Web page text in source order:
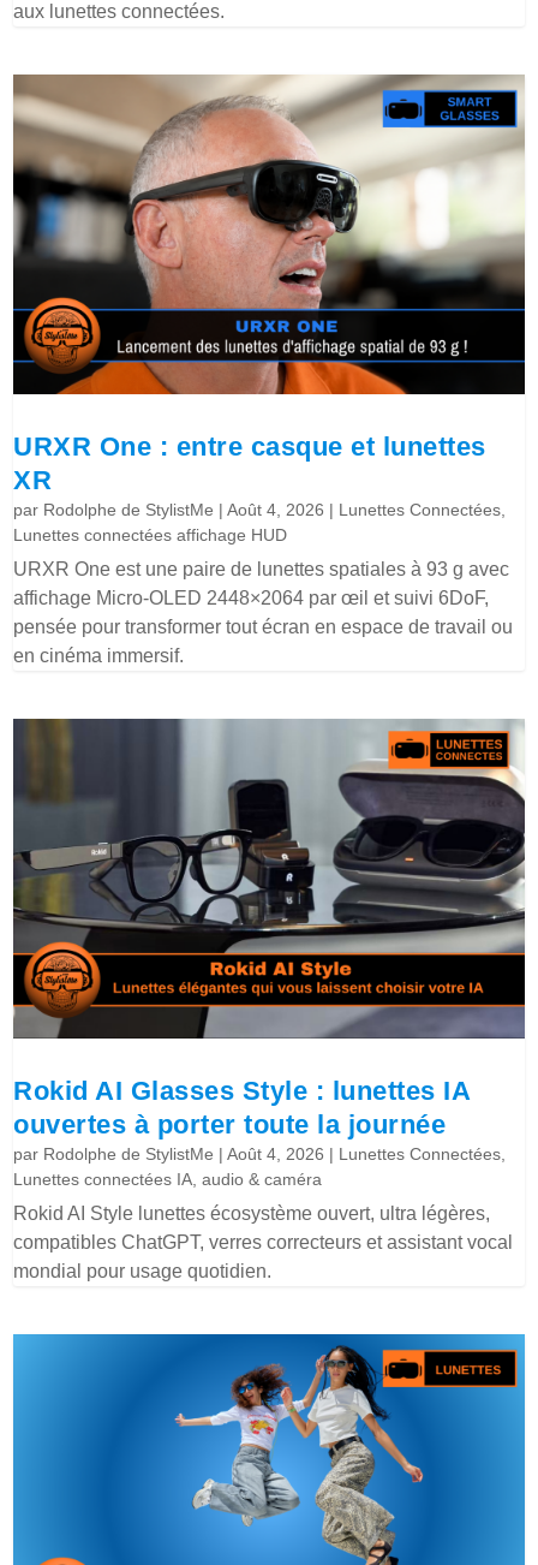
aux lunettes connectées.
URXR One : entre casque et lunettes
XR
par Rodolphe de StylistMe |Août 4, 2026 | Lunettes Connectées,
Lunettes connectées affichage HUD
URXR One est une paire de lunettes spatiales à 93 g avec
affichage Micro-OLED 2448×2064 par œil et suivi 6DoF,
pensée pour transformer tout écran en espace de travail ou
en cinéma immersif.
Rokid AI Glasses Style : lunettes IA
ouvertes à porter toute la journée
par Rodolphe de StylistMe |Août 4, 2026 | Lunettes Connectées,
Lunettes connectées IA, audio & caméra
Rokid AI Style lunettes écosystème ouvert, ultra légères,
compatibles ChatGPT, verres correcteurs et assistant vocal
mondial pour usage quotidien.